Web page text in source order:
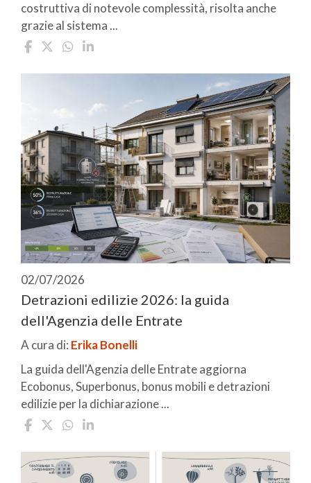
costruttiva di notevole complessità, risolta anche
grazie al sistema ...
02/07/2026
Detrazioni edilizie 2026: la guida
dell'Agenzia delle Entrate
A cura di: Erika Bonelli
La guida dell'Agenzia delle Entrate aggiorna
Ecobonus, Superbonus, bonus mobili e detrazioni
edilizie per la dichiarazione ...